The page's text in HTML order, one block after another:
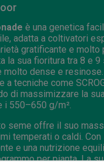
è una genetica
adatta a coltivatori
gratificante e molto
la sua fioritura tra 8 e 9
molto dense e
a tecniche come
di massimizzare la
i 550–650 g/m².
seme offre il suo
temperati o caldi. Con
e una nutrizione
per pianta. La